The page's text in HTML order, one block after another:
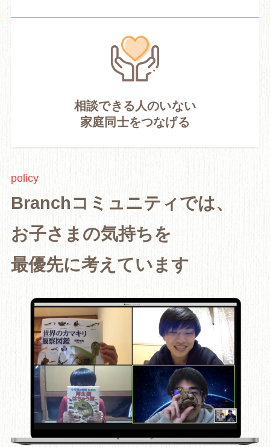
相談できる人のいない
家庭同士をつなげる
policy
Branchコミュニティでは、
お子さまの気持ちを
最優先に考えています